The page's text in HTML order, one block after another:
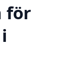
för